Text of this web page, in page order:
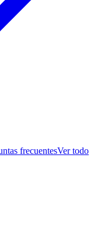
frecuentesVer todo